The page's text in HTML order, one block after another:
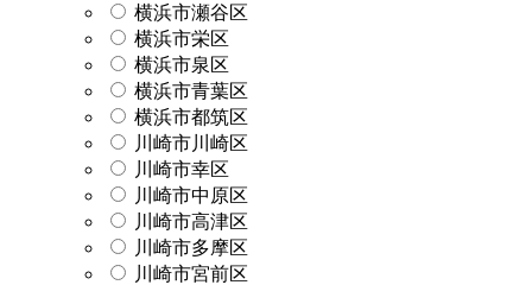
横浜市瀬谷区
横浜市栄区
横浜市泉区
横浜市青葉区
横浜市都筑区
川崎市川崎区
川崎市幸区
川崎市中原区
川崎市高津区
川崎市多摩区
川崎市宮前区